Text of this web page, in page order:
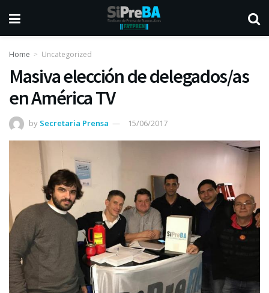
Home Uncategorized
Masiva elección de delegados/as
en América TV
by Secretaria Prensa 15/06/2017